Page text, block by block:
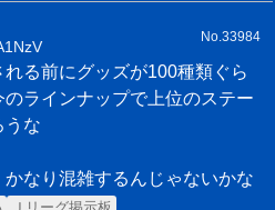
No.33984
る前にグッズが100種類ぐら
ラインナップで上位のステー
うな
なり混雑するんじゃないかな